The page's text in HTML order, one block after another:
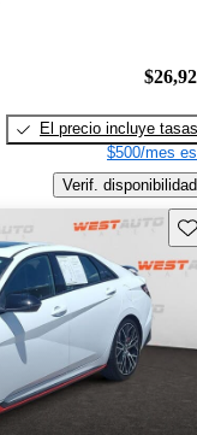
El precio incluye tasas
$500/mes
Verif. disponibilidad